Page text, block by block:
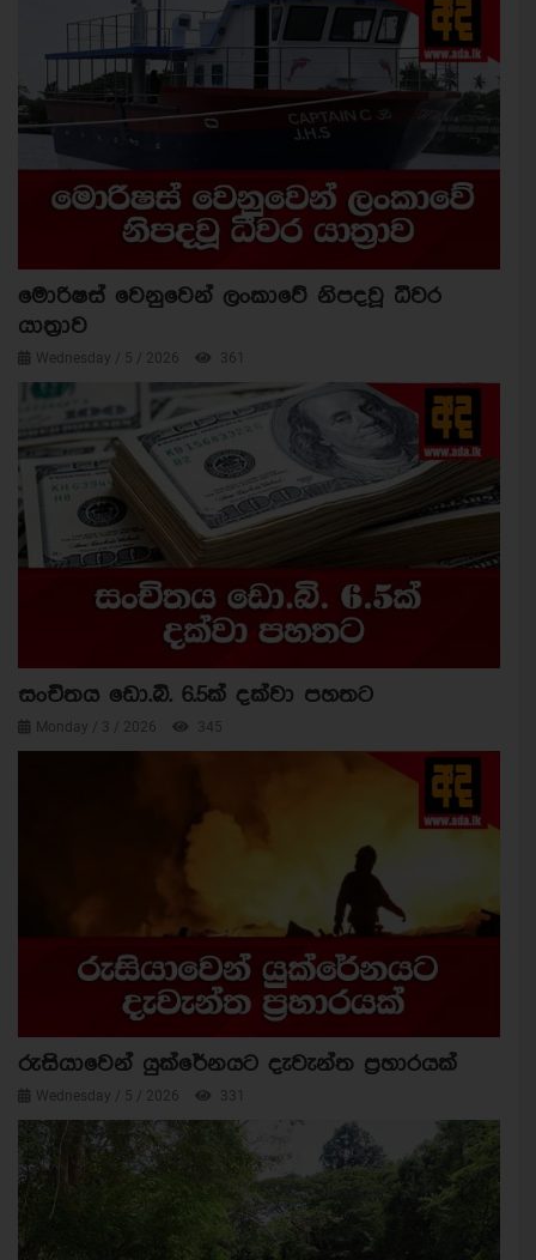
මොරිෂස් වෙනුවෙන් ලංකාවේ නිපදවූ ධීවර
යාත්‍රාව
Wednesday / 5 / 2026 361
සංචිතය ඩො.බි. 6.5ක් දක්වා පහතට
Monday / 3 / 2026 345
රුසියාවෙන් යුක්රේනයට දැවැන්ත ප්‍රහාරයක්
Wednesday / 5 / 2026 331